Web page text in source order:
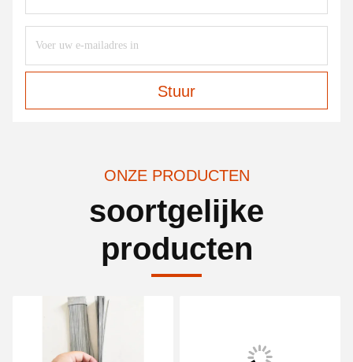
Stuur
ONZE PRODUCTEN
soortgelijke
producten